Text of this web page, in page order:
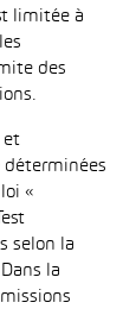
limitée à
des
et
déterminées
«
selon la
la